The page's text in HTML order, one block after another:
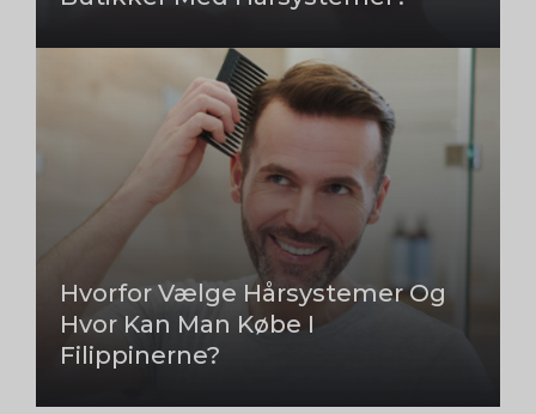
Hvorfor Vælge Hårsystemer Og
Hvor Kan Man Købe I
Filippinerne?